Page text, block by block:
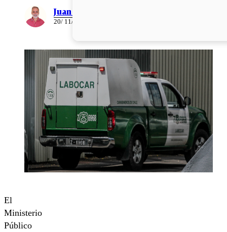
Juan Pablo Ernst
20/ 11/ 2025
El
Ministerio
Público